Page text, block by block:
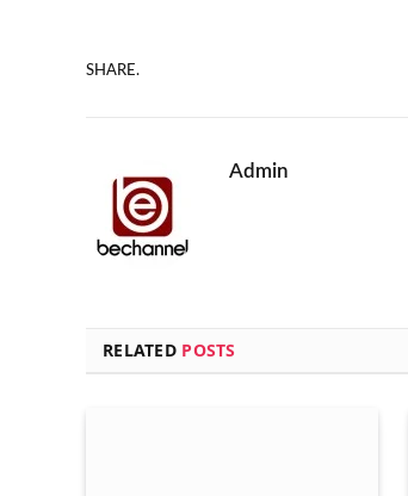
SHARE.
Admin
RELATED POSTS